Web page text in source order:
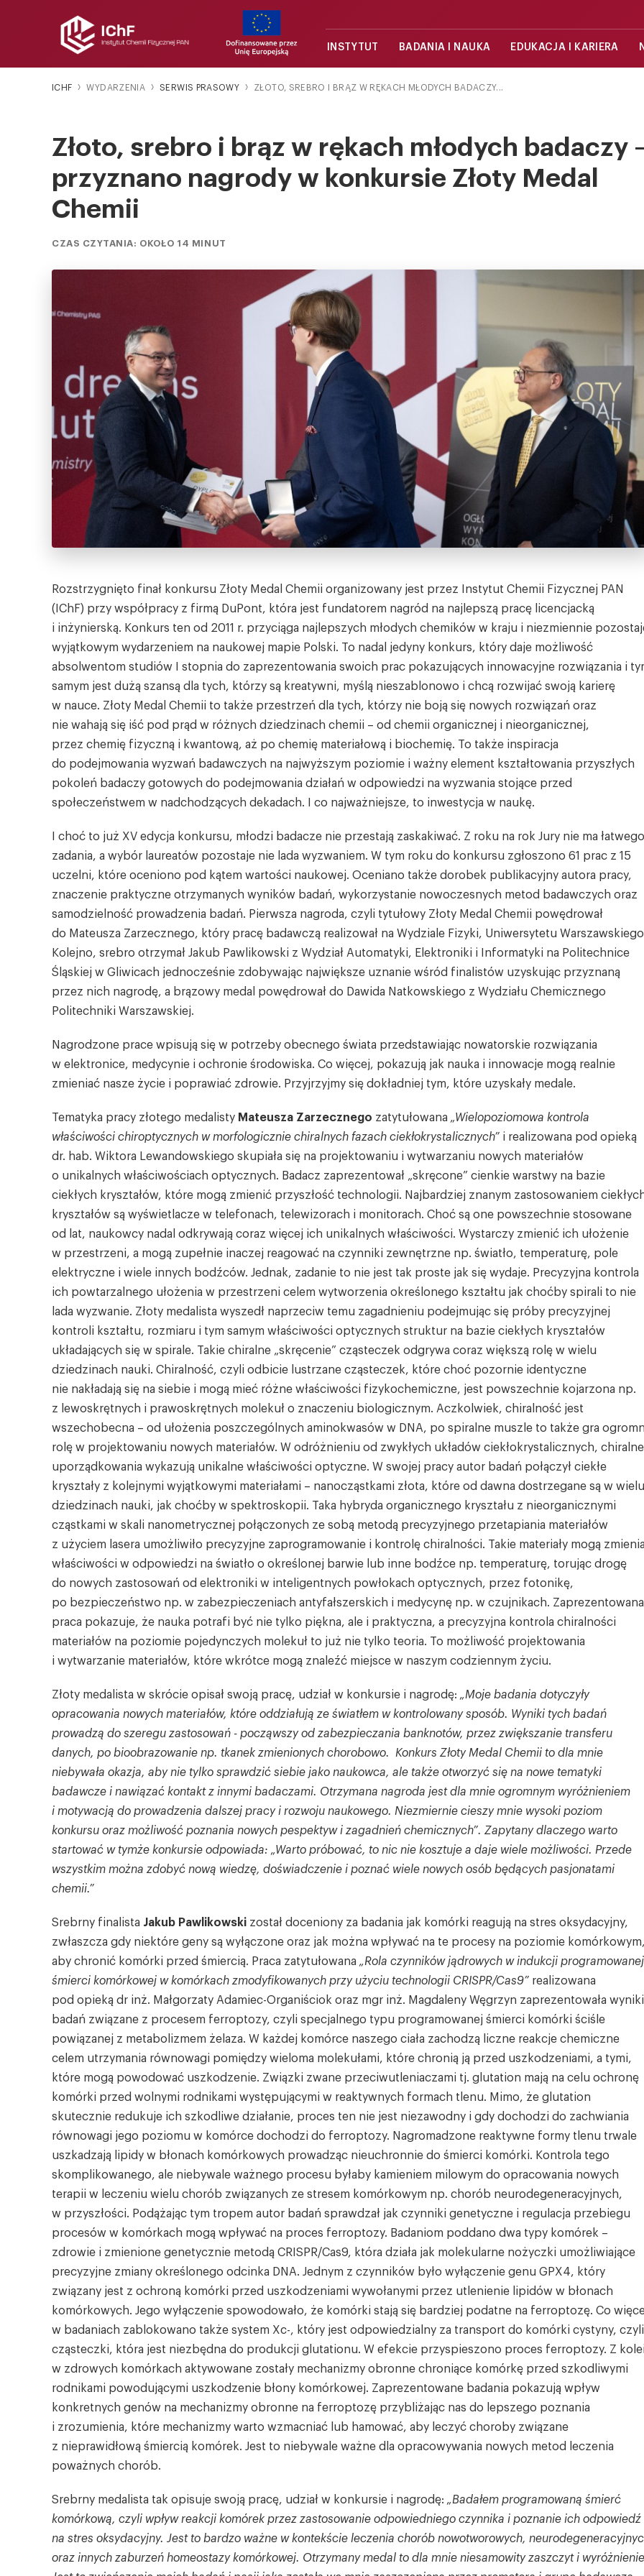
INSTYTUT BADANIA I NAUKA EDUKACJA I KARIERA
ICHF WYDARZENIA SERWIS PRASOWY ZŁOTO, SREBRO I BRĄZ W RĘKACH MŁODYCH BADACZY...
Złoto, srebro i brąz w rękach młodych badaczy
przyznano nagrody w konkursie Złoty Medal
Chemii
CZAS CZYTANIA: OKOŁO 14 MINUT
Rozstrzygnięto finał konkursu Złoty Medal Chemii organizowany jest przez Instytut Chemii Fizycznej PAN
(IChF) przy współpracy z firmą DuPont, która jest fundatorem nagród na najlepszą pracę licencjacką
i inżynierską. Konkurs ten od 2011 r. przyciąga najlepszych młodych chemików w kraju i niezmiennie
wyjątkowym wydarzeniem na naukowej mapie Polski. To nadal jedyny konkurs, który daje możliwość
absolwentom studiów I stopnia do zaprezentowania swoich prac pokazujących innowacyjne rozwiązania i
samym jest dużą szansą dla tych, którzy są kreatywni, myślą nieszablonowo i chcą rozwijać swoją karierę
w nauce. Złoty Medal Chemii to także przestrzeń dla tych, którzy nie boją się nowych rozwiązań oraz
nie wahają się iść pod prąd w różnych dziedzinach chemii – od chemii organicznej i nieorganicznej,
przez chemię fizyczną i kwantową, aż po chemię materiałową i biochemię. To także inspiracja
do podejmowania wyzwań badawczych na najwyższym poziomie i ważny element kształtowania przyszłych
pokoleń badaczy gotowych do podejmowania działań w odpowiedzi na wyzwania stojące przed
społeczeństwem w nadchodzących dekadach. I co najważniejsze, to inwestycja w naukę.
I choć to już XV edycja konkursu, młodzi badacze nie przestają zaskakiwać. Z roku na rok Jury nie ma łatwego
zadania, a wybór laureatów pozostaje nie lada wyzwaniem. W tym roku do konkursu zgłoszono 61 prac z 15
uczelni, które oceniono pod kątem wartości naukowej. Oceniano także dorobek publikacyjny autora pracy,
znaczenie praktyczne otrzymanych wyników badań, wykorzystanie nowoczesnych metod badawczych oraz
samodzielność prowadzenia badań. Pierwsza nagroda, czyli tytułowy Złoty Medal Chemii powędrował
do Mateusza Zarzecznego, który pracę badawczą realizował na Wydziale Fizyki, Uniwersytetu
Kolejno, srebro otrzymał Jakub Pawlikowski z Wydział Automatyki, Elektroniki i Informatyki na Politechnice
Śląskiej w Gliwicach jednocześnie zdobywając największe uznanie wśród finalistów uzyskując przyznaną
przez nich nagrodę, a brązowy medal powędrował do Dawida Natkowskiego z Wydziału Chemicznego
Politechniki Warszawskiej.
Nagrodzone prace wpisują się w potrzeby obecnego świata przedstawiając nowatorskie rozwiązania
w elektronice, medycynie i ochronie środowiska. Co więcej, pokazują jak nauka i innowacje mogą realnie
zmieniać nasze życie i poprawiać zdrowie. Przyjrzyjmy się dokładniej tym, które uzyskały medale.
Tematyka pracy złotego medalisty Mateusza Zarzecznego zatytułowana „Wielopoziomowa kontrola
właściwości chiroptycznych w morfologicznie chiralnych fazach ciekłokrystalicznych” i realizowana pod opieką
dr. hab. Wiktora Lewandowskiego skupiała się na projektowaniu i wytwarzaniu nowych materiałów
o unikalnych właściwościach optycznych. Badacz zaprezentował „skręcone” cienkie warstwy na bazie
ciekłych kryształów, które mogą zmienić przyszłość technologii. Najbardziej znanym zastosowaniem
kryształów są wyświetlacze w telefonach, telewizorach i monitorach. Choć są one powszechnie stosowane
od lat, naukowcy nadal odkrywają coraz więcej ich unikalnych właściwości. Wystarczy zmienić ich ułożenie
w przestrzeni, a mogą zupełnie inaczej reagować na czynniki zewnętrzne np. światło, temperaturę, pole
elektryczne i wiele innych bodźców. Jednak, zadanie to nie jest tak proste jak się wydaje. Precyzyjna kontrola
ich powtarzalnego ułożenia w przestrzeni celem wytworzenia określonego kształtu jak choćby spirali to nie
lada wyzwanie. Złoty medalista wyszedł naprzeciw temu zagadnieniu podejmując się próby precyzyjnej
kontroli kształtu, rozmiaru i tym samym właściwości optycznych struktur na bazie ciekłych kryształów
układających się w spirale. Takie chiralne „skręcenie” cząsteczek odgrywa coraz większą rolę w wielu
dziedzinach nauki. Chiralność, czyli odbicie lustrzane cząsteczek, które choć pozornie identyczne
nie nakładają się na siebie i mogą mieć różne właściwości fizykochemiczne, jest powszechnie kojarzona np.
z lewoskrętnych i prawoskrętnych molekuł o znaczeniu biologicznym. Aczkolwiek, chiralność jest
wszechobecna – od ułożenia poszczególnych aminokwasów w DNA, po spiralne muszle to także gra
rolę w projektowaniu nowych materiałów. W odróżnieniu od zwykłych układów ciekłokrystalicznych, chiralne
uporządkowania wykazują unikalne właściwości optyczne. W swojej pracy autor badań połączył ciekłe
kryształy z kolejnymi wyjątkowymi materiałami – nanocząstkami złota, które od dawna dostrzegane są w wielu
dziedzinach nauki, jak choćby w spektroskopii. Taka hybryda organicznego kryształu z nieorganicznymi
cząstkami w skali nanometrycznej połączonych ze sobą metodą precyzyjnego przetapiania materiałów
z użyciem lasera umożliwiło precyzyjne zaprogramowanie i kontrolę chiralności. Takie materiały mogą
właściwości w odpowiedzi na światło o określonej barwie lub inne bodźce np. temperaturę, torując drogę
do nowych zastosowań od elektroniki w inteligentnych powłokach optycznych, przez fotonikę,
po bezpieczeństwo np. w zabezpieczeniach antyfałszerskich i medycynę np. w czujnikach. Zaprezentowana
praca pokazuje, że nauka potrafi być nie tylko piękna, ale i praktyczna, a precyzyjna kontrola chiralności
materiałów na poziomie pojedynczych molekuł to już nie tylko teoria. To możliwość projektowania
i wytwarzanie materiałów, które wkrótce mogą znaleźć miejsce w naszym codziennym życiu.
Złoty medalista w skrócie opisał swoją pracę, udział w konkursie i nagrodę: „Moje badania dotyczyły
opracowania nowych materiałów, które oddziałują ze światłem w kontrolowany sposób. Wyniki tych badań
prowadzą do szeregu zastosowań - począwszy od zabezpieczania banknotów, przez zwiększanie transferu
danych, po bioobrazowanie np. tkanek zmienionych chorobowo. Konkurs Złoty Medal Chemii to dla mnie
niebywała okazja, aby nie tylko sprawdzić siebie jako naukowca, ale także otworzyć się na nowe tematyki
badawcze i nawiązać kontakt z innymi badaczami. Otrzymana nagroda jest dla mnie ogromnym wyróżnieniem
i motywacją do prowadzenia dalszej pracy i rozwoju naukowego. Niezmiernie cieszy mnie wysoki poziom
konkursu oraz możliwość poznania nowych pespektyw i zagadnień chemicznych”. Zapytany dlaczego warto
startować w tymże konkursie odpowiada: „Warto próbować, to nic nie kosztuje a daje wiele możliwości. Przede
wszystkim można zdobyć nową wiedzę, doświadczenie i poznać wiele nowych osób będących pasjonatami
chemii.”
Srebrny finalista Jakub Pawlikowski został doceniony za badania jak komórki reagują na stres oksydacyjny,
zwłaszcza gdy niektóre geny są wyłączone oraz jak można wpływać na te procesy na poziomie komórkowym,
aby chronić komórki przed śmiercią. Praca zatytułowana „Rola czynników jądrowych w indukcji programowanej
śmierci komórkowej w komórkach zmodyfikowanych przy użyciu technologii CRISPR/Cas9” realizowana
pod opieką dr inż. Małgorzaty Adamiec-Organiściok oraz mgr inż. Magdaleny Węgrzyn zaprezentowała wyniki
badań związane z procesem ferroptozy, czyli specjalnego typu programowanej śmierci komórki ściśle
powiązanej z metabolizmem żelaza. W każdej komórce naszego ciała zachodzą liczne reakcje chemiczne
celem utrzymania równowagi pomiędzy wieloma molekułami, które chronią ją przed uszkodzeniami, a tymi,
które mogą powodować uszkodzenie. Związki zwane przeciwutleniaczami tj. glutation mają na celu ochronę
komórki przed wolnymi rodnikami występującymi w reaktywnych formach tlenu. Mimo, że glutation
skutecznie redukuje ich szkodliwe działanie, proces ten nie jest niezawodny i gdy dochodzi do zachwiania
równowagi jego poziomu w komórce dochodzi do ferroptozy. Nagromadzone reaktywne formy tlenu trwale
uszkadzają lipidy w błonach komórkowych prowadząc nieuchronnie do śmierci komórki. Kontrola tego
skomplikowanego, ale niebywale ważnego procesu byłaby kamieniem milowym do opracowania nowych
terapii w leczeniu wielu chorób związanych ze stresem komórkowym np. chorób neurodegeneracyjnych,
w przyszłości. Podążając tym tropem autor badań sprawdzał jak czynniki genetyczne i regulacja przebiegu
procesów w komórkach mogą wpływać na proces ferroptozy. Badaniom poddano dwa typy komórek –
zdrowie i zmienione genetycznie metodą CRISPR/Cas9, która działa jak molekularne nożyczki umożliwiające
precyzyjne zmiany określonego odcinka DNA. Jednym z czynników było wyłączenie genu GPX4, który
związany jest z ochroną komórki przed uszkodzeniami wywołanymi przez utlenienie lipidów w błonach
komórkowych. Jego wyłączenie spowodowało, że komórki stają się bardziej podatne na ferroptozę. Co
w badaniach zablokowano także system Xc-, który jest odpowiedzialny za transport do komórki cystyny, czyli
cząsteczki, która jest niezbędna do produkcji glutationu. W efekcie przyspieszono proces ferroptozy. Z kolei
w zdrowych komórkach aktywowane zostały mechanizmy obronne chroniące komórkę przed szkodliwymi
rodnikami powodującymi uszkodzenie błony komórkowej. Zaprezentowane badania pokazują wpływ
konkretnych genów na mechanizmy obronne na ferroptozę przybliżając nas do lepszego poznania
i zrozumienia, które mechanizmy warto wzmacniać lub hamować, aby leczyć choroby związane
z nieprawidłową śmiercią komórek. Jest to niebywale ważne dla opracowywania nowych metod leczenia
poważnych chorób.
Srebrny medalista tak opisuje swoją pracę, udział w konkursie i nagrodę: „Badałem programowaną śmierć
komórkową, czyli wpływ reakcji komórek przez zastosowanie odpowiedniego czynnika i poznanie ich odpowiedź
na stres oksydacyjny. Jest to bardzo ważne w kontekście leczenia chorób nowotworowych,
oraz innych zaburzeń homeostazy komórkowej. Otrzymany medal to dla mnie niesamowity zaszczyt i